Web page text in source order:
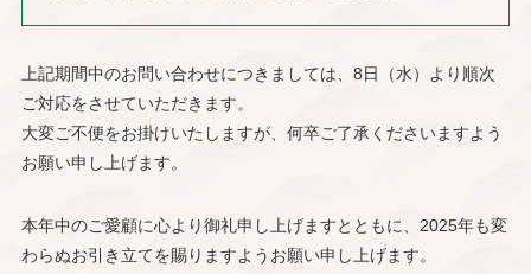
会社情報
職人様募集
上記期間中のお問い合わせにつきましては、8日（水）より順次
ご対応をさせていただきます。
大変ご不便をお掛けいたしますが、何卒ご了承くださいますよう
お願い申し上げます。
本年中のご愛顧に心より御礼申し上げますとともに、2025年も変
わらぬお引き立てを賜りますようお願い申し上げます。